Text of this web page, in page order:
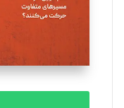
تحریریه
مصطفی
تحریریه